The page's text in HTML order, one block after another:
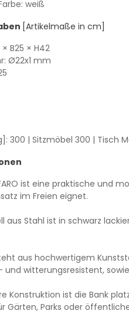
weiß
[Artikelmaße in cm]
× B25 × H42
Ø22x1 mm
300 | Sitzmöbel 300 | Tisch
ist eine praktische und
im Freien eignet.
aus Stahl ist in schwarz
aus hochwertigem
und witterungsresistent,
Konstruktion ist die Bank
Gärten, Parks oder